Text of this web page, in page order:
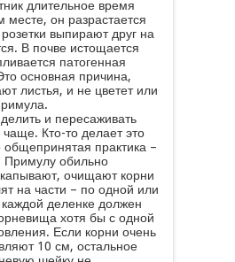
длительное время
месте, он разрастается
розетки выпирают друг на
В почве истощается
патогенная
основная причина,
листья, и не цветет или
и пересаживать
чаще. Кто-то делает это
общепринятая практика –
Примулу обильно
очищают корни
на части – по одной или
деленке должен
хотя бы с одной
Если корни очень
10 см, остальное